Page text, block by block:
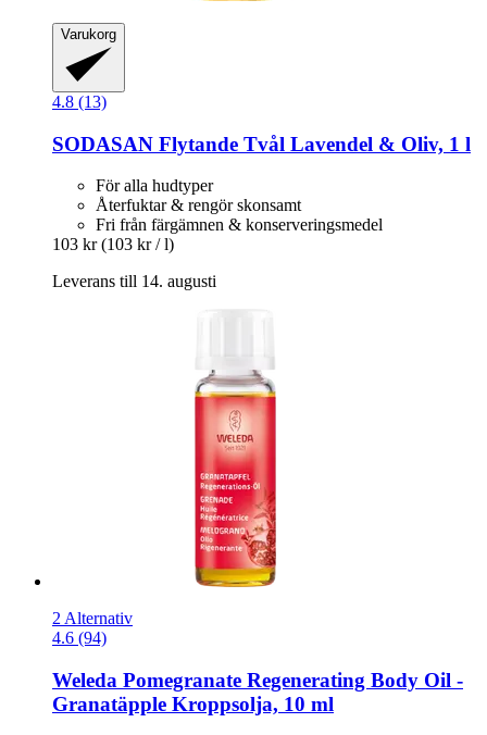
Varukorg
4.8 (13)
SODASAN Flytande Tvål Lavendel & Oliv, 1 l
För alla hudtyper
Återfuktar & rengör skonsamt
Fri från färgämnen & konserveringsmedel
103 kr (103 kr / l)
Leverans till 14. augusti
2 Alternativ
4.6 (94)
Weleda Pomegranate Regenerating Body Oil -​
Granatäpple Kroppsolja, 10 ml